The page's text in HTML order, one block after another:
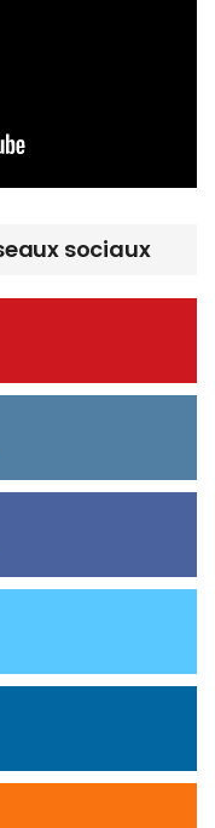
sociaux